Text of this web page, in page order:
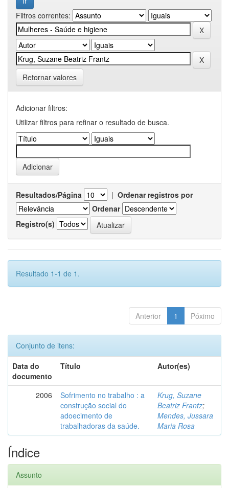
Filtros correntes:
Retornar valores
Adicionar filtros:
Utilizar filtros para refinar o resultado de busca.
Resultados/Página | Ordenar registros por
Ordenar
Registro(s)
Resultado 1-1 de 1.
Anterior 1 Póximo
Conjunto de itens:
Data do
documento
Título Autor(es)
2006
Sofrimento no trabalho : a
construção social do
adoecimento de
trabalhadoras da saúde.
Krug, Suzane
Beatriz Frantz;
Mendes, Jussara
Maria Rosa
Índice
Assunto